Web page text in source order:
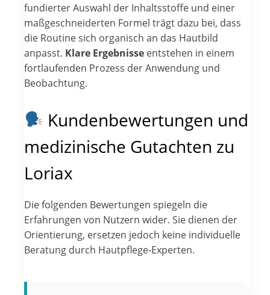
fundierter Auswahl der Inhaltsstoffe und einer
maßgeschneiderten Formel trägt dazu bei, dass
die Routine sich organisch an das Hautbild
anpasst. Klare Ergebnisse entstehen in einem
fortlaufenden Prozess der Anwendung und
Beobachtung.
Kundenbewertungen und
medizinische Gutachten zu
Loriax
Die folgenden Bewertungen spiegeln die
Erfahrungen von Nutzern wider. Sie dienen der
Orientierung, ersetzen jedoch keine individuelle
Beratung durch Hautpflege-Experten.